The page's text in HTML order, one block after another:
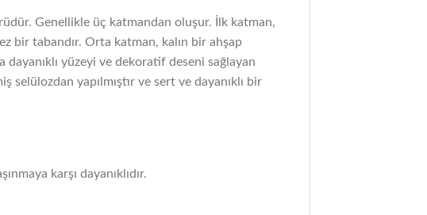
Genellikle üç katmandan oluşur. İlk katman,
bir tabandır. Orta katman, kalın bir ahşap
yüzeyi ve dekoratif deseni sağlayan
yapılmıştır ve sert ve dayanıklı bir
karşı dayanıklıdır.